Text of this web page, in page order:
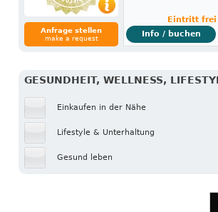
Anfrage stellen
make a request
Eintritt frei
Info / buchen
GESUNDHEIT, WELLNESS,
Einkaufen in der Nähe
Lifestyle & Unterhaltung
Gesund leben